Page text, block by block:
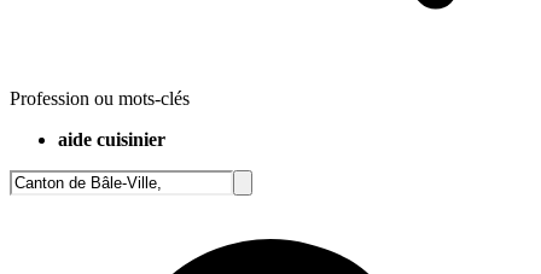
Profession ou mots-clés
aide cuisinier